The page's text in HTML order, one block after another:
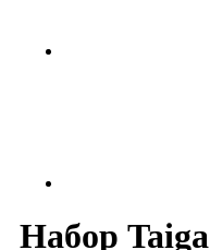
Набор Taiga